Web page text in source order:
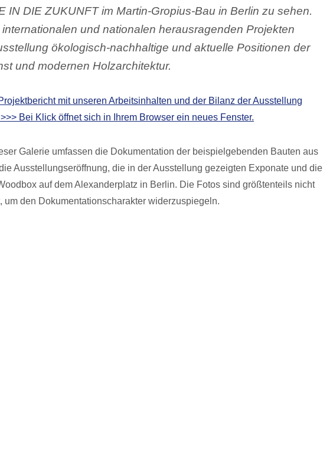
IN DIE ZUKUNFT im Martin-Gropius-Bau in Berlin zu sehen.
und nationalen herausragenden Projekten
ökologisch-nachhaltige und aktuelle Positionen der
und modernen Holzarchitektur.
mit unseren Arbeitsinhalten und der Bilanz der Ausstellung
Bei Klick öffnet sich in Ihrem Browser ein neues Fenster.
Galerie umfassen die Dokumentation der beispielgebenden Bauten aus
Ausstellungseröffnung, die in der Ausstellung gezeigten Exponate und die
auf dem Alexanderplatz in Berlin. Die Fotos sind größtenteils nicht
um den Dokumentationscharakter widerzuspiegeln.